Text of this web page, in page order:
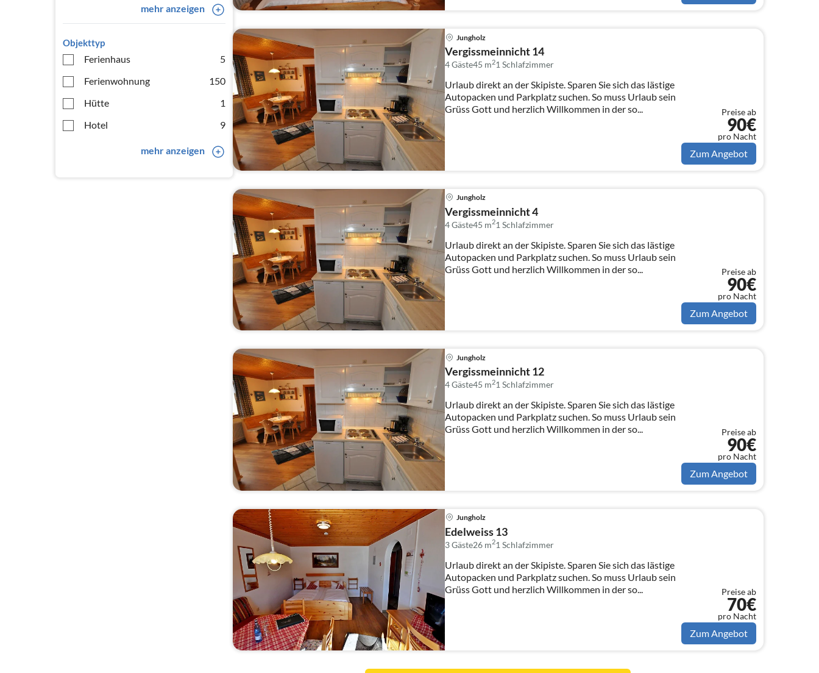
mehr anzeigen
Objekttyp
Ferienhaus
5
Ferienwohnung
150
Hütte
1
Hotel
9
mehr anzeigen
Jungholz
Vergissmeinnicht 14
4 Gäste45 m21Schlafzimmer
Urlaub direkt an der Skipiste. Sparen Sie sich das lästige
Autopacken und Parkplatz suchen. So muss Urlaub sein
Grüss Gott und herzlich Willkommen in der so...
Preise ab
90€
pro Nacht
Zum Angebot
Jungholz
Vergissmeinnicht 4
4 Gäste45 m21Schlafzimmer
Urlaub direkt an der Skipiste. Sparen Sie sich das lästige
Autopacken und Parkplatz suchen. So muss Urlaub sein
Grüss Gott und herzlich Willkommen in der so...
Preise ab
90€
pro Nacht
Zum Angebot
Jungholz
Vergissmeinnicht 12
4 Gäste45 m21Schlafzimmer
Urlaub direkt an der Skipiste. Sparen Sie sich das lästige
Autopacken und Parkplatz suchen. So muss Urlaub sein
Grüss Gott und herzlich Willkommen in der so...
Preise ab
90€
pro Nacht
Zum Angebot
Jungholz
Edelweiss 13
3 Gäste26 m21Schlafzimmer
Urlaub direkt an der Skipiste. Sparen Sie sich das lästige
Autopacken und Parkplatz suchen. So muss Urlaub sein
Grüss Gott und herzlich Willkommen in der so...
Preise ab
70€
pro Nacht
Zum Angebot